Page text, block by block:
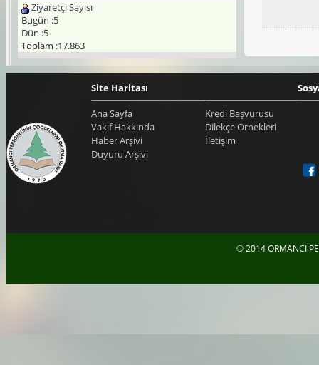
Ziyaretçi Sayısı
Bugün :5
Dün :5
Toplam :17.863
Site Haritası
Ana Sayfa
Vakıf Hakkında
Haber Arşivi
Duyuru Arşivi
Kredi Başvurusu
Dilekçe Örnekleri
İletişim
© 2014 ORMANCI